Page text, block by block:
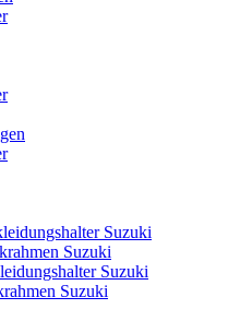
Suzuki
Suzuki
Suzuki
Suzuki